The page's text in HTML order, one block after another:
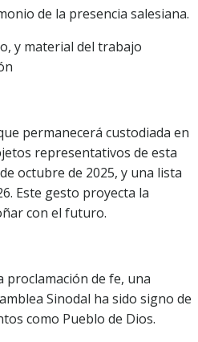
de la presencia salesiana.
y material del trabajo
permanecerá custodiada en
representativos de esta
octubre de 2025, y una lista
Este gesto proyecta la
con el futuro.
proclamación de fe, una
Sinodal ha sido signo de
como Pueblo de Dios.